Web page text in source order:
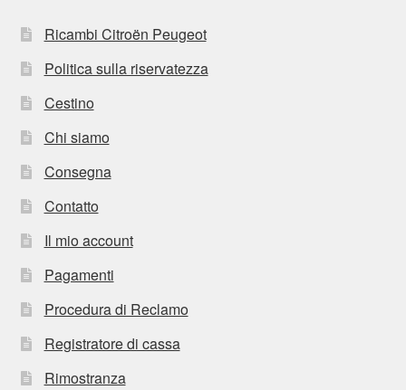
Ricambi Citroën Peugeot
Politica sulla riservatezza
Cestino
Chi siamo
Consegna
Contatto
Il mio account
Pagamenti
Procedura di Reclamo
Registratore di cassa
Rimostranza